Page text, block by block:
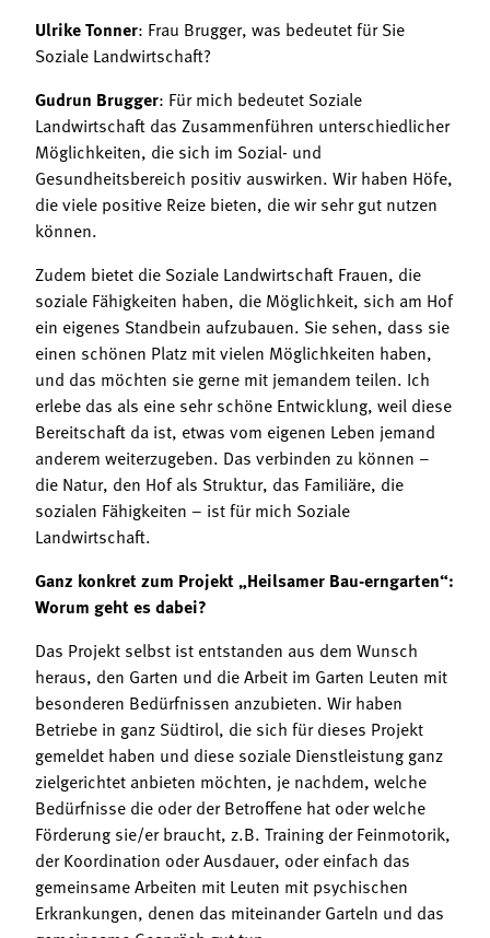
Ulrike Tonner: Frau Brugger, was bedeutet für Sie
Soziale Landwirtschaft?
Gudrun Brugger: Für mich bedeutet Soziale
Landwirtschaft das Zusammenführen unterschiedlicher
Möglichkeiten, die sich im Sozial- und
Gesundheitsbereich positiv auswirken. Wir haben Höfe,
die viele positive Reize bieten, die wir sehr gut nutzen
können.
Zudem bietet die Soziale Landwirtschaft Frauen, die
soziale Fähigkeiten haben, die Möglichkeit, sich am Hof
ein eigenes Standbein aufzubauen. Sie sehen, dass sie
einen schönen Platz mit vielen Möglichkeiten haben,
und das möchten sie gerne mit jemandem teilen. Ich
erlebe das als eine sehr schöne Entwicklung, weil diese
Bereitschaft da ist, etwas vom eigenen Leben jemand
anderem weiterzugeben. Das verbinden zu können –
die Natur, den Hof als Struktur, das Familiäre, die
sozialen Fähigkeiten – ist für mich Soziale
Landwirtschaft.
Ganz konkret zum Projekt „Heilsamer Bau-erngarten“:
Worum geht es dabei?
Das Projekt selbst ist entstanden aus dem Wunsch
heraus, den Garten und die Arbeit im Garten Leuten mit
besonderen Bedürfnissen anzubieten. Wir haben
Betriebe in ganz Südtirol, die sich für dieses Projekt
gemeldet haben und diese soziale Dienstleistung ganz
zielgerichtet anbieten möchten, je nachdem, welche
Bedürfnisse die oder der Betroffene hat oder welche
Förderung sie/er braucht, z.B. Training der Feinmotorik,
der Koordination oder Ausdauer, oder einfach das
gemeinsame Arbeiten mit Leuten mit psychischen
Erkrankungen, denen das miteinander Garteln und das